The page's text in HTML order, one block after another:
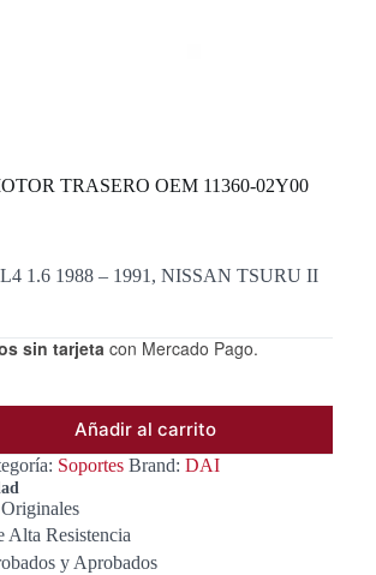
TRASERO OEM 11360-02Y00
1.6 1988 – 1991, NISSAN TSURU II
sin tarjeta con Mercado Pago.
Añadir al carrito
Soportes Brand: DAI
Alta Resistencia
y Aprobados